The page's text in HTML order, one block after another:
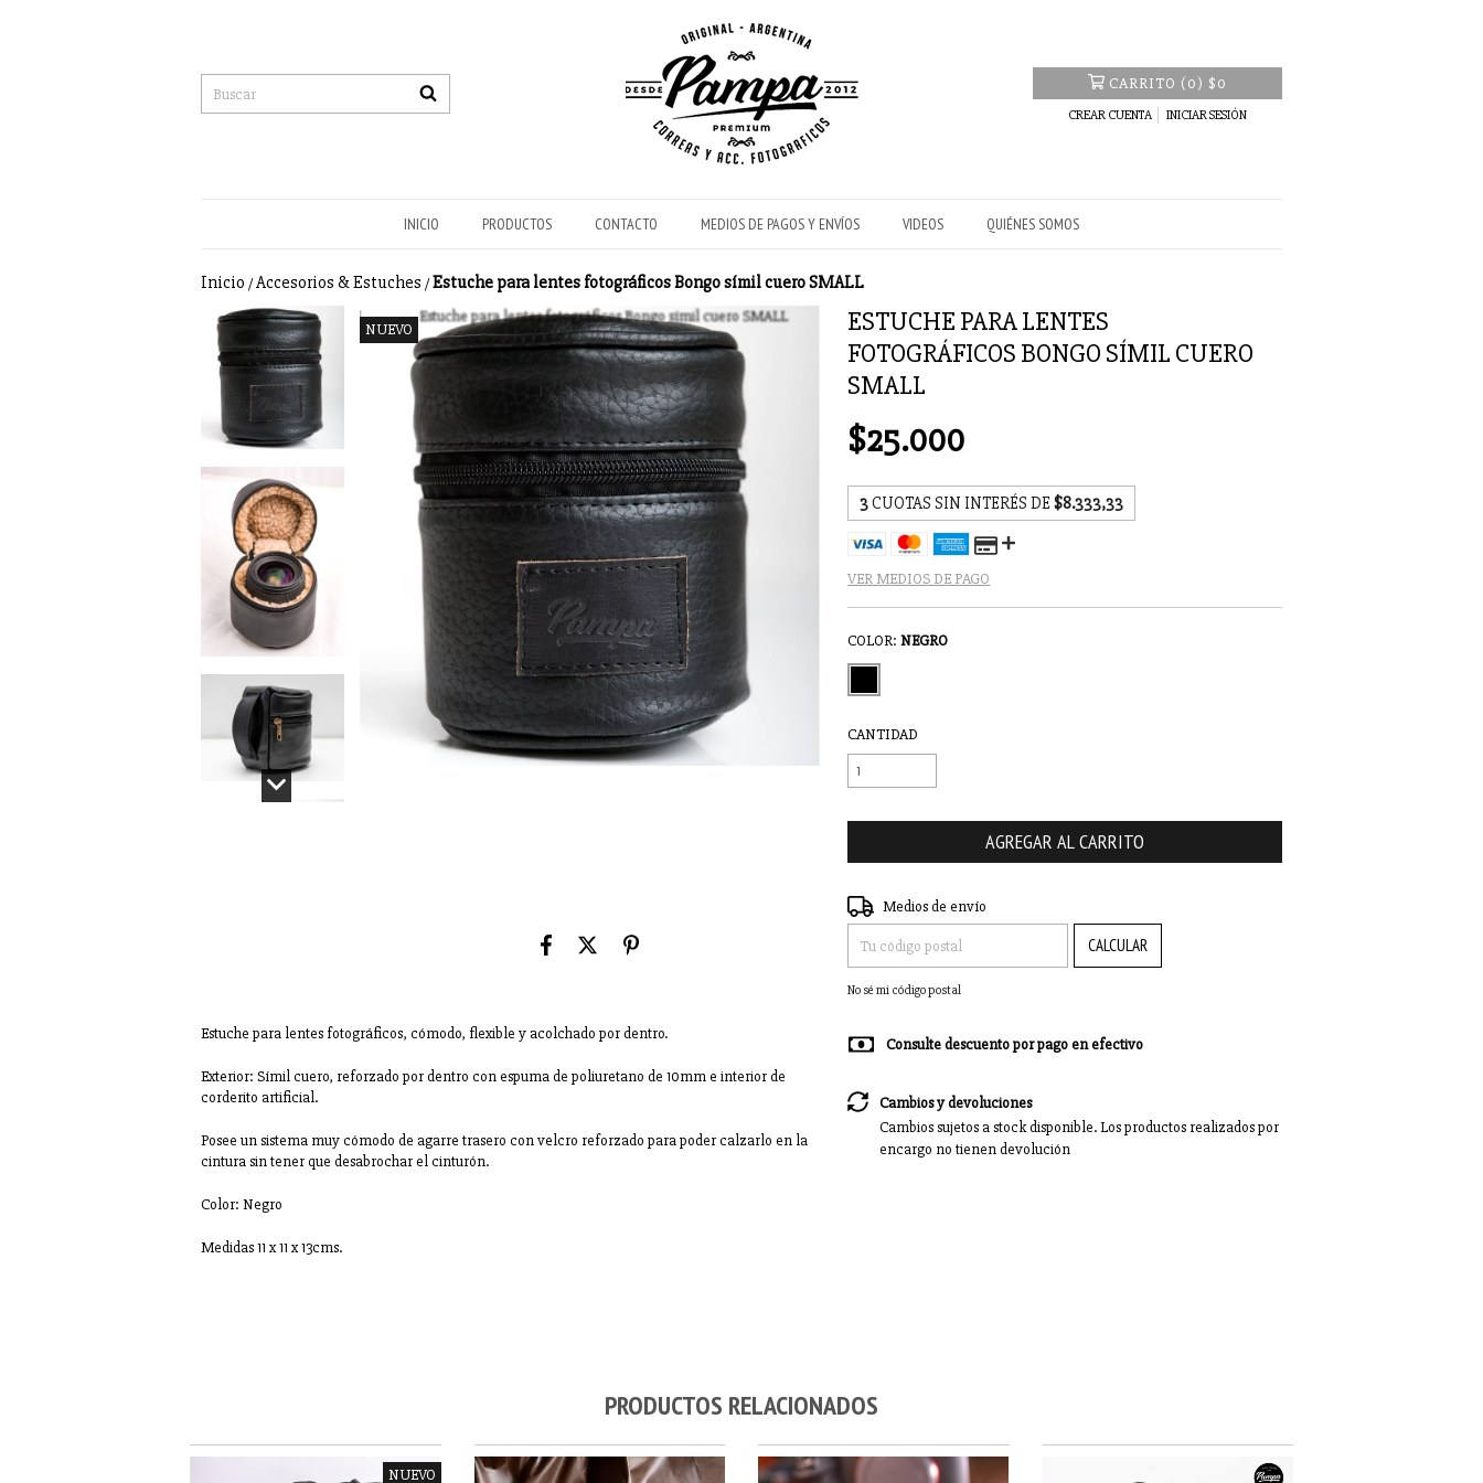
CARRITO (0) $0
CREAR CUENTA INICIAR SESIÓN
INICIO PRODUCTOS CONTACTO MEDIOS DE PAGOS Y ENVÍOS VIDEOS QUIÉNES SOMOS
Inicio /Accesorios & Estuches /Estuche para lentes fotográficos Bongo símil cuero SMALL
NUEVO
Estuche para lentes fotográficos, cómodo, flexible y acolchado por dentro.
Exterior: Símil cuero, reforzado por dentro con espuma de poliuretano de 10mm e interior de
corderito artificial.
Posee un sistema muy cómodo de agarre trasero con velcro reforzado para poder calzarlo en la
cintura sin tener que desabrochar el cinturón.
Color: Negro
Medidas 11 x 11 x 13cms.
ESTUCHE PARA LENTES
FOTOGRÁFICOS BONGO SÍMIL CUERO
SMALL
$25.000
3CUOTAS SIN INTERÉS DE$8.333,33
VER MEDIOS DE PAGO
COLOR: NEGRO
CANTIDAD
Entregas para el CP:
Medios de envío
CALCULAR
No sé mi código postal
Consulte descuento por pago en efectivo
Cambios y devoluciones
Cambios sujetos a stock disponible. Los productos realizados por
encargo no tienen devolución
PRODUCTOS RELACIONADOS
NUEVO